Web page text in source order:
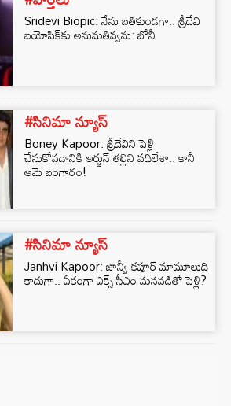
Sridevi Biopic: నేను బతికుండగా.. శ్రీదేవి
బయోపిక్‌కు అనుమతివ్వను: బోనీ
#సినిమా న్యూస్
Boney Kapoor: శ్రీదేవిని పెళ్లి
చేసుకోవడానికి అర్జున్ తల్లిని వదిలేశా.. కానీ
ఆమె బంగారం!
#సినిమా న్యూస్
Janhvi Kapoor: జాన్వీ కపూర్ మామూలుది
కాదుగా.. ఏకంగా ఎక్స్ సీఎం మనవడితో పెళ్లి?